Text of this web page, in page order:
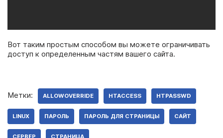
Вот таким простым способом вы можете ограничивать
доступ к определенным частям вашего сайта.
Метки: ALLOWOVERRIDE HTACCESS HTPASSWD
LINUX ПАРОЛЬ ПАРОЛЬ ДЛЯ СТРАНИЦЫ САЙТ
СЕРВЕР СТРАНИЦА